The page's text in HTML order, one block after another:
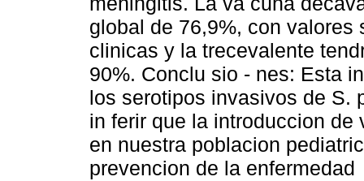
global de 76,9%, con
clinicas y la trecevalente
90%. Conclu sio - nes: Esta
los serotipos invasivos de S.
in ferir que la introduccion
en nuestra poblacion
prevencion de la enfermedad